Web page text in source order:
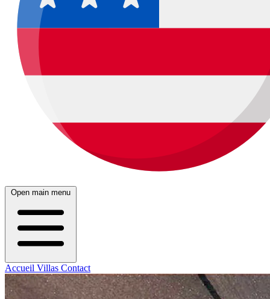
Open main menu
Accueil Villas Contact